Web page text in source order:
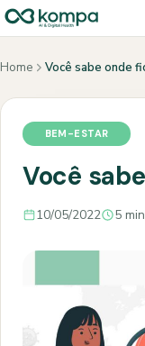
Home Você sabe onde
BEM-ESTAR
Você
10/05/2022 5